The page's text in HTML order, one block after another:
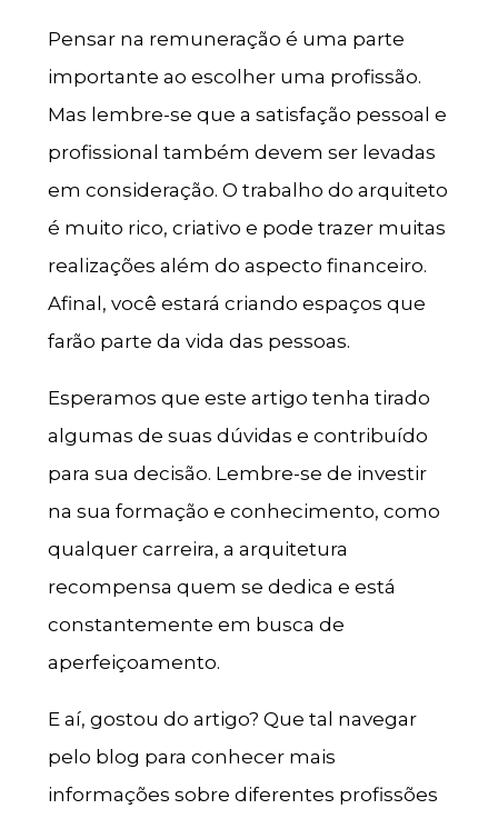
Pensar na remuneração é uma parte
importante ao escolher uma profissão.
Mas lembre-se que a satisfação pessoal e
profissional também devem ser levadas
em consideração. O trabalho do arquiteto
é muito rico, criativo e pode trazer muitas
realizações além do aspecto financeiro.
Afinal, você estará criando espaços que
farão parte da vida das pessoas.
Esperamos que este artigo tenha tirado
algumas de suas dúvidas e contribuído
para sua decisão. Lembre-se de investir
na sua formação e conhecimento, como
qualquer carreira, a arquitetura
recompensa quem se dedica e está
constantemente em busca de
aperfeiçoamento.
E aí, gostou do artigo? Que tal navegar
pelo blog para conhecer mais
informações sobre diferentes profissões